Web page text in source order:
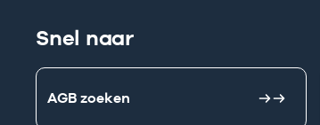
Snel naar
AGB zoeken